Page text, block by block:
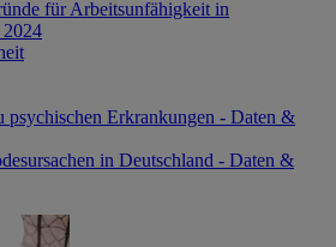
für Arbeitsunfähigkeit in
2024
psychischen Erkrankungen - Daten &
in Deutschland - Daten &